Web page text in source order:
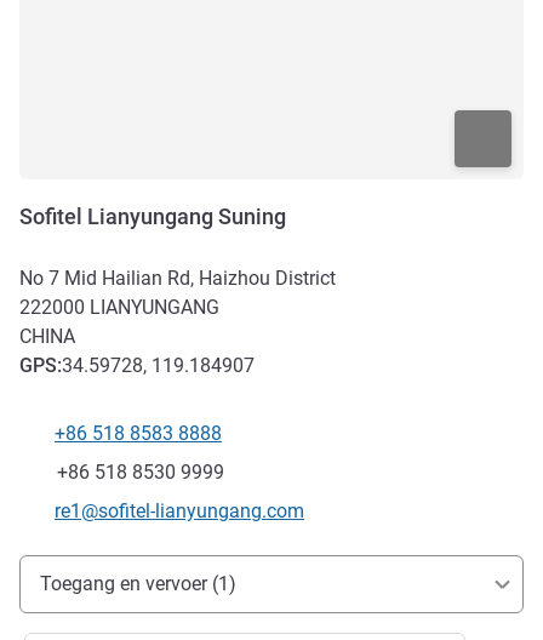
Sofitel Lianyungang Suning
No 7 Mid Hailian Rd, Haizhou District
222000 LIANYUNGANG
CHINA
GPS:34.59728, 119.184907
Telefoon
+86 518 8583 8888
Fax
+86 518 8530 9999
E-mailadres voor contact
re1@sofitel-lianyungang.com
Toegang en transport
Toegang en vervoer (1)